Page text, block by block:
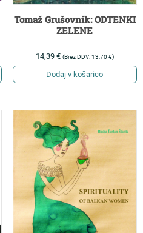
Tomaž Grušovnik: ODTENKI
ZELENE
14,39 € (Brez DDV:13,70 €)
Dodaj v košarico